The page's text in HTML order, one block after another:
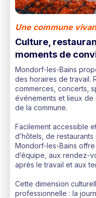
Une commune
Culture,
moments de
Mondorf-les-Bains
des horaires de travail.
commerces, concerts,
événements et lieux de
de la commune.
Facilement accessible
d’hôtels, de
Mondorf-les-Bains
d’équipe, aux rendez-
après le travail et aux
Cette dimension
professionnelle : la